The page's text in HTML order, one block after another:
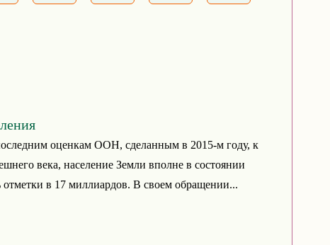
оценкам ООН, сделанным в 2015-м году, к
века, население Земли вполне в состоянии
отметки в 17 миллиардов. В своем обращении...